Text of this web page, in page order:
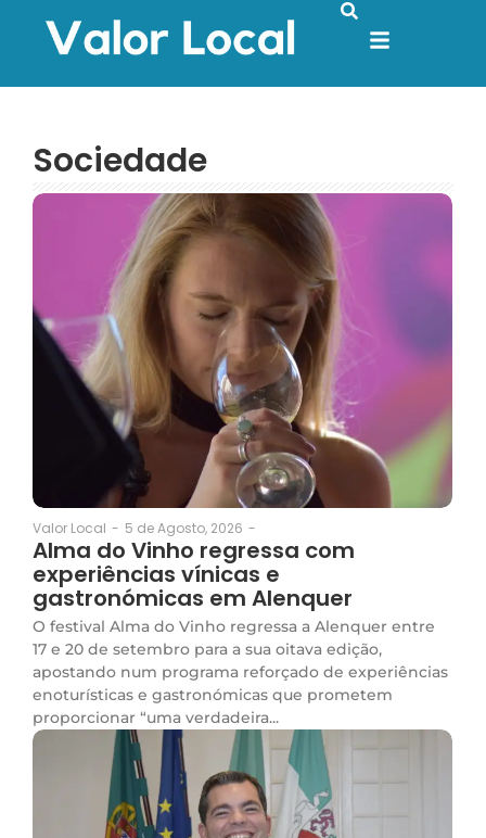
Sociedade
Valor Local - 5 de Agosto, 2026 -
Alma do Vinho regressa com
experiências vínicas e
gastronómicas em Alenquer
O festival Alma do Vinho regressa a Alenquer entre
17 e 20 de setembro para a sua oitava edição,
apostando num programa reforçado de experiências
enoturísticas e gastronómicas que prometem
proporcionar “uma verdadeira...